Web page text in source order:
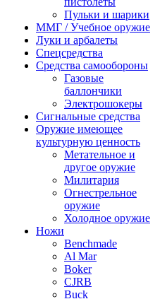
Пульки и шарики
ММГ / Учебное оружие
Луки и арбалеты
Спецсредства
Средства самообороны
Газовые
баллончики
Электрошокеры
Сигнальные средства
Оружие имеющее
культурную ценность
Метательное и
другое оружие
Милитария
Огнестрельное
оружие
Холодное оружие
Ножи
Benchmade
Al Mar
Boker
CJRB
Buck